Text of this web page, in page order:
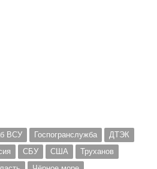
ВСУ Госпогранслужба
ДТЭК
СБУ США
Труханов